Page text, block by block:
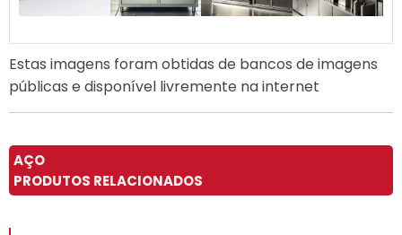
Estas imagens foram obtidas de bancos de imagens
públicas e disponível livremente na internet
AÇO
PRODUTOS RELACIONADOS